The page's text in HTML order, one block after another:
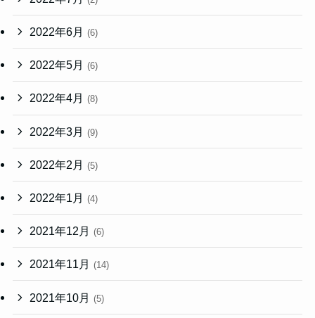
2022年6月 (6)
2022年5月 (6)
2022年4月 (8)
2022年3月 (9)
2022年2月 (5)
2022年1月 (4)
2021年12月 (6)
2021年11月 (14)
2021年10月 (5)